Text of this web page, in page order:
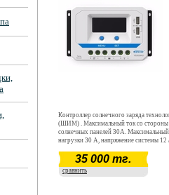
Контроллер солнечного заряда
(ШИМ) . Максимальный ток со стороны
солнечных панелей 30А. Максимальный
нагрузки 30 А, напряжение системы 12
разъема USB2.0 5,0V 2A
35 000 тг.
сравнить